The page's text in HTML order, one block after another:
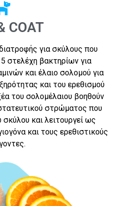
COAT
για σκύλους που
στελέχη βακτηρίων για
και έλαιο σολομού για
και του ερεθισμού
του σολομέλαιου βοηθούν
στρώματος που
και λειτουργεί ως
και τους ερεθιστικούς